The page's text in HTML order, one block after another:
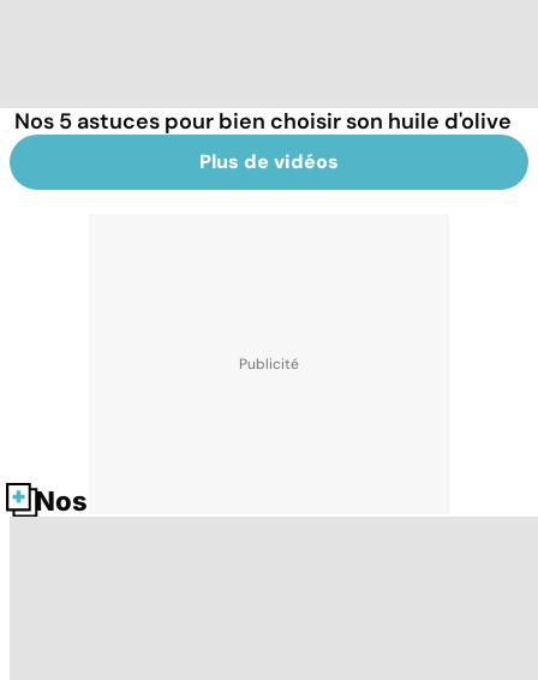
Nos 5 astuces pour bien choisir son huile d'olive
Plus de vidéos
Nos fiches santé